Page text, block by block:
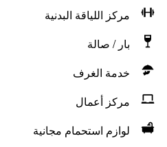
مركز اللياقة البدنية
بار / صالة
خدمة الغرف
مركز أعمال
لوازم استحمام مجانية